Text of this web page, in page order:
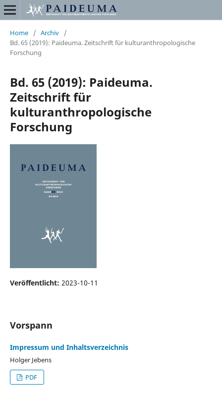
Home / Archiv
/
Bd. 65 (2019): Paideuma. Zeitschrift für kulturanthropologische
Forschung
Bd. 65 (2019): Paideuma.
Zeitschrift für
kulturanthropologische
Forschung
Veröffentlicht: 2023-10-11
Vorspann
Impressum und Inhaltsverzeichnis
Holger Jebens
PDF